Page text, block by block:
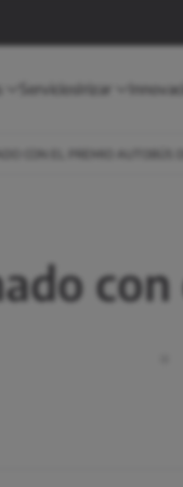
ServiciosIrizar
CON EL PREMIO AUTOBÚS